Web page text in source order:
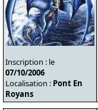
Inscription : le
07/10/2006
Localisation : Pont En
Royans